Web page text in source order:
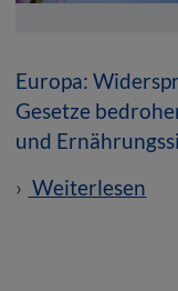
Europa:
Gesetze
und
Weiterlesen